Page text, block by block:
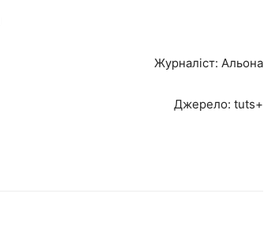
Журналіст: Альона
Джерело: tuts+